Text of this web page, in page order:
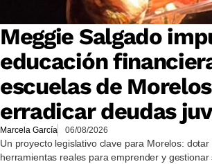
Meggie Salgado
educación
escuelas de
erradicar deudas
Marcela García 06/08/2026
Un proyecto legislativo clave para Morelos:
herramientas reales para emprender y